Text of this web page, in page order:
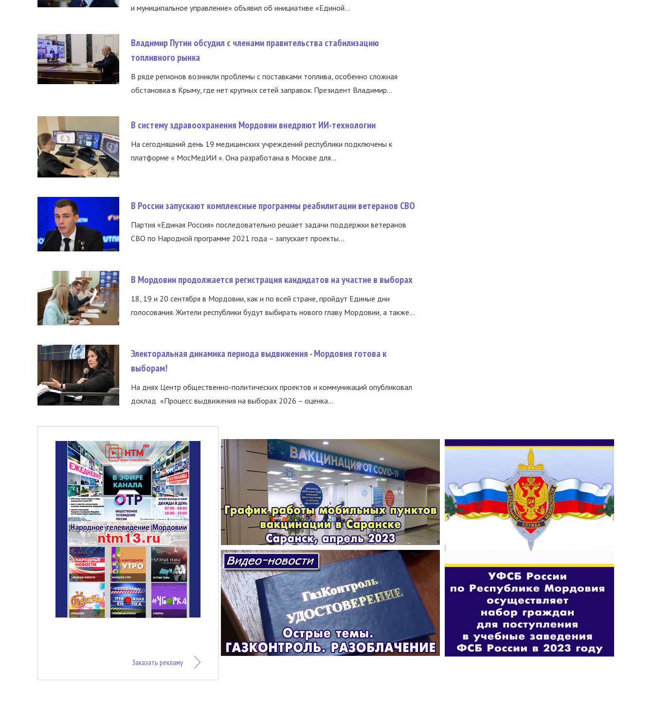
и муниципальное управление» объявил об инициативе «Единой...
Владимир Путин обсудил с членами правительства стабилизацию
топливного рынка
В ряде регионов возникли проблемы с поставками топлива, особенно сложная
обстановка в Крыму, где нет крупных сетей заправок. Президент Владимир...
В систему здравоохранения Мордовии внедряют ИИ-технологии
На сегодняшний день 19 медицинских учреждений республики подключены к
платформе « МосМедИИ ». Она разработана в Москве для...
В России запускают комплексные программы реабилитации ветеранов СВО
Партия «Единая Россия» последовательно решает задачи поддержки ветеранов
СВО по Народной программе 2021 года – запускает проекты...
В Мордовии продолжается регистрация кандидатов на участие в выборах
18, 19 и 20 сентября в Мордовии, как и по всей стране, пройдут Единые дни
голосования. Жители республики будут выбирать нового главу Мордовии, а также...
Электоральная динамика периода выдвижения - Мордовия готова к
выборам!
На днях Центр общественно-политических проектов и коммуникаций опубликовал
доклад «Процесс выдвижения на выборах 2026 – оценка...
Заказать рекламу